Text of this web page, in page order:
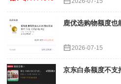
鹿优选购物额度
2026-07-15
京东白条额度不支